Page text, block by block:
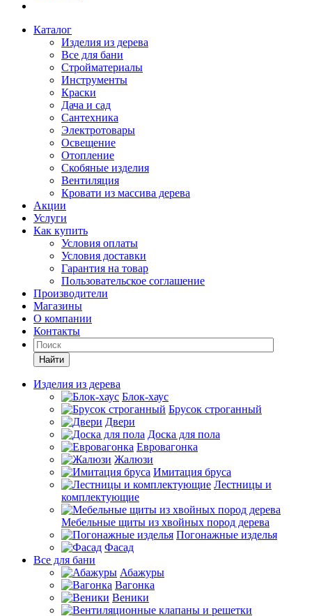
Каталог
Изделия из дерева
Все для бани
Стройматериалы
Инструменты
Краски
Дача и сад
Сантехника
Электротовары
Освещение
Отопление
Скобяные изделия
Вентиляция
Кровати из массива дерева
Акции
Услуги
Как купить
Условия оплаты
Условия доставки
Гарантия на товар
Пользовательское соглашение
Производители
Магазины
О компании
Контакты
Найти
Изделия из дерева
Блок-хаус
Брусок строганный
Двери
Доска для пола
Евровагонка
Жалюзи
Имитация бруса
Лестницы и
комплектующие
Мебельные щиты из хвойных пород дерева
Погонажные изделья
Фасад
Все для бани
Абажуры
Вагонка
Веники